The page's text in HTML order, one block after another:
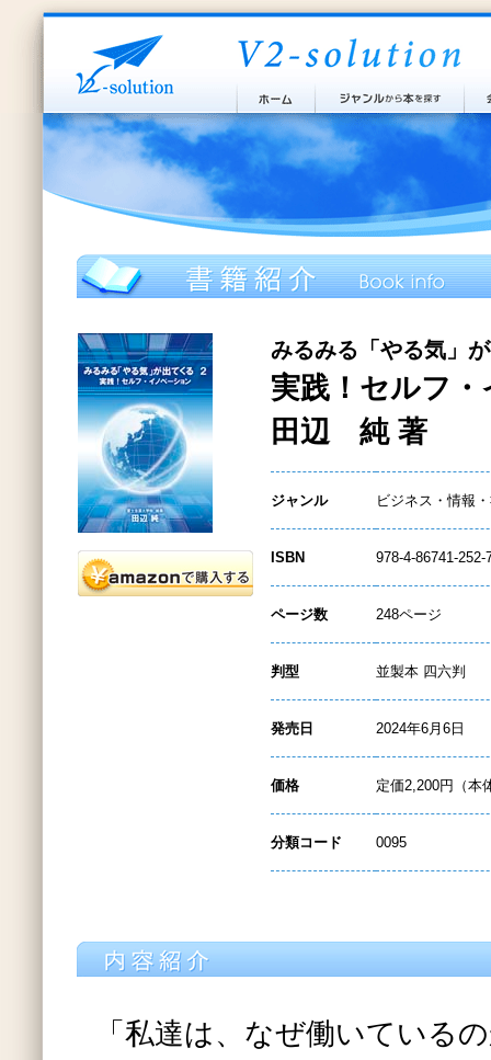
みるみる「やる気」
実践！セルフ
田辺 純 著
ジャンル ビジネス・情報
ISBN 978-4-86741-252-
ページ数 248ページ
判型 並製本 四六判
発売日 2024年6月6日
価格 定価2,200円（本
分類コード 0095
「私達は、なぜ働いている